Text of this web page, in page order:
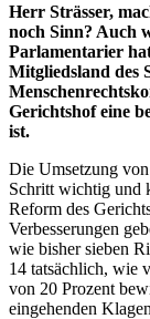
Herr Strässer,
noch Sinn? Auch
Parlamentarier
Mitgliedsland des
Gerichtshof eine
ist.
Die Umsetzung
Schritt wichtig und
Reform des
Verbesserungen
wie bisher sieben
14 tatsächlich, wie
von 20 Prozent
eingehenden